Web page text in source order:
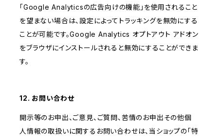
「Google Analyticsの広告向けの機能」を使用されること
を望まない場合は、設定によってトラッキングを無効にする
ことが可能です。Google Analytics オプトアウト アドオン
をブラウザにインストールされると無効にすることができま
す。
12. お問い合わせ
開示等のお申出、ご意見、ご質問、苦情のお申出その他個
人情報の取扱いに関するお問い合わせは、当ショップの「特